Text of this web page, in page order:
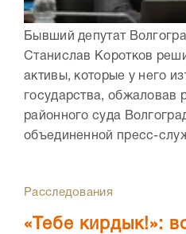
Бывший депутат
Станислав Коротков
активы, которые у него
государства, обжаловав
районного суда
объединенной пресс-
Расследования
«Тебе кирдык!»: